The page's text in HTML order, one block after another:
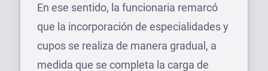
En ese sentido, la funcionaria remarcó
que la incorporación de especialidades y
cupos se realiza de manera gradual, a
medida que se completa la carga de